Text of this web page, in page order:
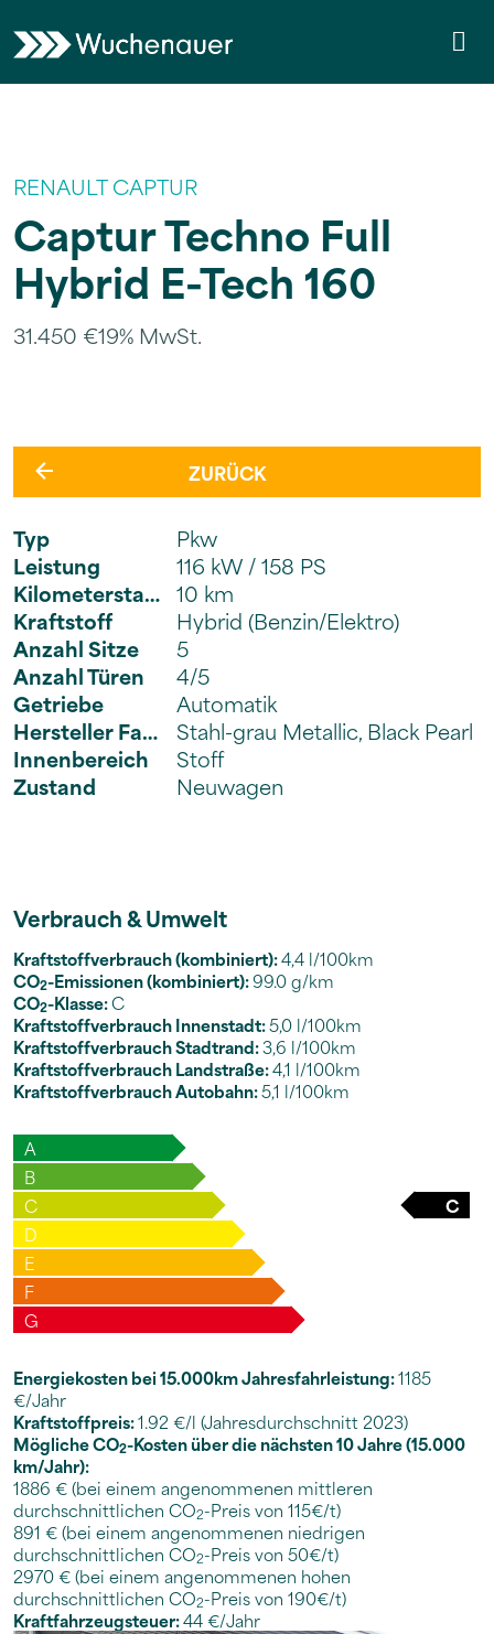
RENAULT CAPTUR
Captur Techno Full
Hybrid E-Tech 160
31.450 €19% MwSt.
ZURÜCK
Typ
Pkw
Leistung
116 kW / 158 PS
Kilometerstand 10 km
Kraftstoff
Hybrid (Benzin/Elektro)
Anzahl Sitze
5
Anzahl Türen
4/5
Getriebe
Automatik
Hersteller Farbe
Stahl-grau Metallic, Black Pearl
Innenbereich
Stoff
Zustand
Neuwagen
Verbrauch & Umwelt
Kraftstoffverbrauch (kombiniert):4,4 l/100km
CO2-Emissionen (kombiniert):99.0 g/km
CO2-Klasse:C
Kraftstoffverbrauch Innenstadt:5,0 l/100km
Kraftstoffverbrauch Stadtrand:3,6 l/100km
Kraftstoffverbrauch Landstraße:4,1 l/100km
Kraftstoffverbrauch Autobahn:5,1 l/100km
A
B
C
C
D
E
F
G
Energiekosten bei 15.000km Jahresfahrleistung:1185
€/Jahr
Kraftstoffpreis:1.92 €/l (Jahresdurchschnitt 2023)
Mögliche CO2-Kosten über die nächsten 10 Jahre (15.000
km/Jahr):
1886 € (bei einem angenommenen mittleren
durchschnittlichen CO2-Preis von 115€/t)
891 € (bei einem angenommenen niedrigen
durchschnittlichen CO2-Preis von 50€/t)
2970 € (bei einem angenommenen hohen
durchschnittlichen CO2-Preis von 190€/t)
Kraftfahrzeugsteuer:44 €/Jahr